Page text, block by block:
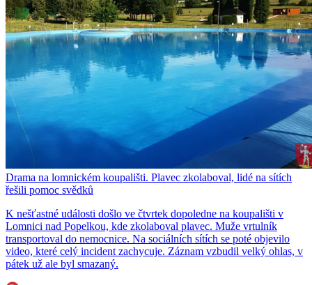
Drama na lomnickém koupališti. Plavec zkolaboval, lidé na sítích
řešili pomoc svědků
K nešťastné události došlo ve čtvrtek dopoledne na koupališti v
Lomnici nad Popelkou, kde zkolaboval plavec. Muže vrtulník
transportoval do nemocnice. Na sociálních sítích se poté objevilo
video, které celý incident zachycuje. Záznam vzbudil velký ohlas, v
pátek už ale byl smazaný.